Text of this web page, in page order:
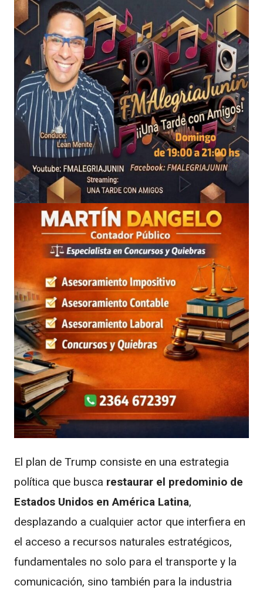
El plan de Trump consiste en una estrategia
política que busca restaurar el predominio de
Estados Unidos en América Latina,
desplazando a cualquier actor que interfiera en
el acceso a recursos naturales estratégicos,
fundamentales no solo para el transporte y la
comunicación, sino también para la industria